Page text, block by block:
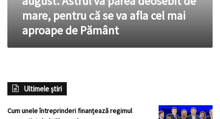
august.
părea
deosebit
mare,
mare, pentru că se va afla cel mai
aproape de Pământ
Ultimele știri
Cum unele întreprinderi finanțează regimul